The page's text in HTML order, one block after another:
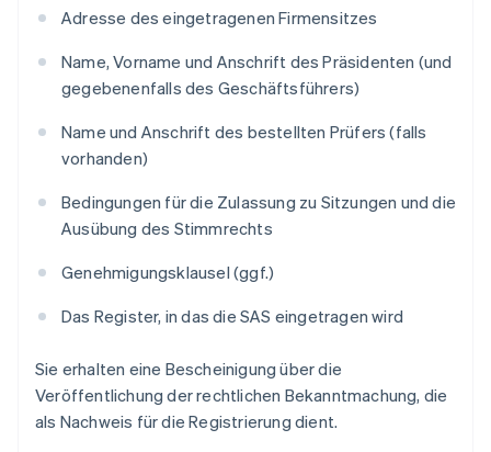
Adresse des eingetragenen Firmensitzes
Name, Vorname und Anschrift des Präsidenten (und
gegebenenfalls des Geschäftsführers)
Name und Anschrift des bestellten Prüfers (falls
vorhanden)
Bedingungen für die Zulassung zu Sitzungen und die
Ausübung des Stimmrechts
Genehmigungsklausel (ggf.)
Das Register, in das die SAS eingetragen wird
Sie erhalten eine Bescheinigung über die
Veröffentlichung der rechtlichen Bekanntmachung, die
als Nachweis für die Registrierung dient.